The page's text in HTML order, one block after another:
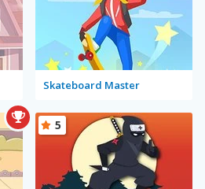
Skateboard Master
5